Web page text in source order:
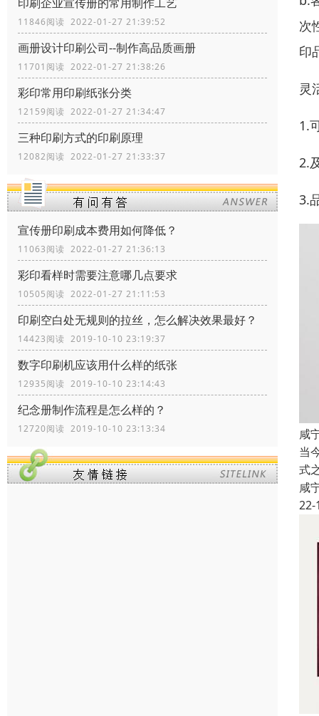
11846阅读 2022-01-27 21:39:52
画册设计印刷公司--制作高品质画册
11701阅读 2022-01-27 21:38:26
彩印常用印刷纸张分类
12159阅读 2022-01-27 21:34:47
三种印刷方式的印刷原理
12082阅读 2022-01-27 21:33:37
宣传册印刷成本费用如何降低？
11063阅读 2022-01-27 21:36:13
彩印看样时需要注意哪几点要求
10505阅读 2022-01-27 21:11:53
印刷空白处无规则的拉丝，怎么解决效果最好？
14423阅读 2019-10-10 23:19:37
数字印刷机应该用什么样的纸张
12935阅读 2019-10-10 23:14:43
纪念册制作流程是怎么样的？
12720阅读 2019-10-10 23:13:34
次
印
灵
1.
2.
3.
咸
当
式
咸
22-